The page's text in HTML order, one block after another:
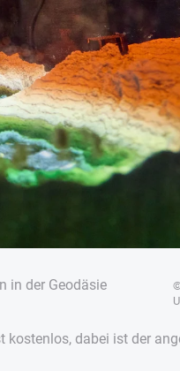
in der Geodäsie
dabei ist der